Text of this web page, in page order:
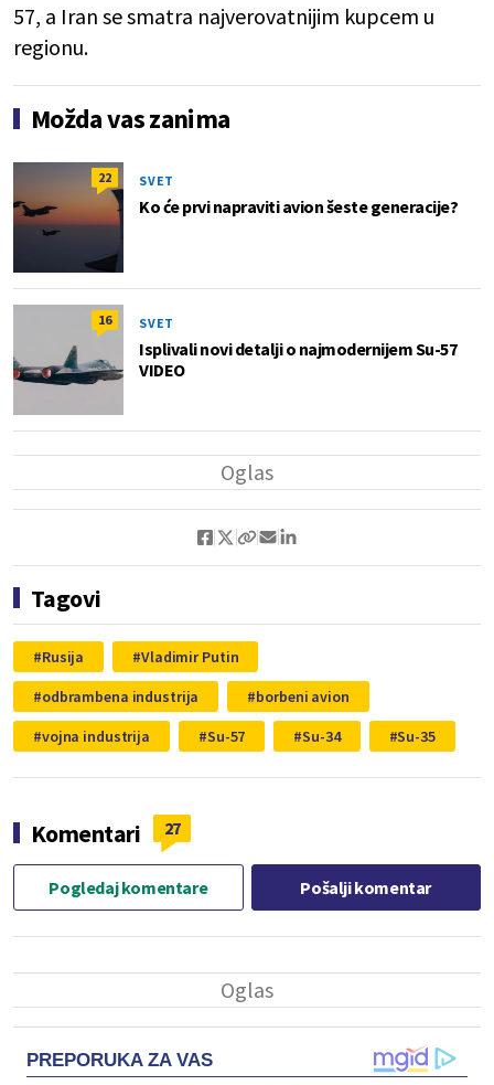
57, a Iran se smatra najverovatnijim kupcem u
regionu.
Možda vas zanima
22 SVET
Ko će prvi napraviti avion šeste generacije?
16 SVET
Isplivali novi detalji o najmodernijem Su-57
VIDEO
Tagovi
Rusija
Vladimir Putin
odbrambena industrija
borbeni avion
vojna industrija
Su-57 Su-34 Su-35
Komentari 27
Pogledaj komentare Pošalji komentar
PREPORUKA ZA VAS